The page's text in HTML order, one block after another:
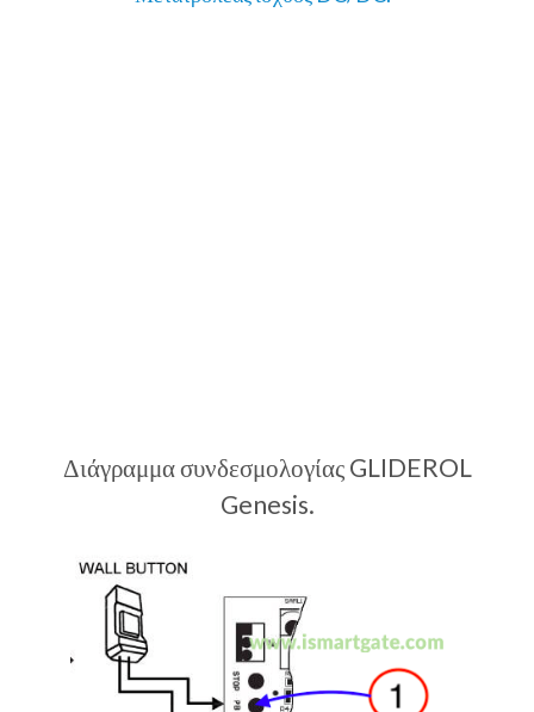
Διάγραμμα συνδεσμολογίας GLIDEROL
Genesis.